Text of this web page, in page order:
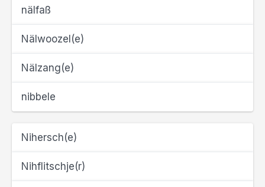
nälfaß
Nälwoozel(e)
Nälzang(e)
nibbele
Nihersch(e)
Nihflitschje(r)